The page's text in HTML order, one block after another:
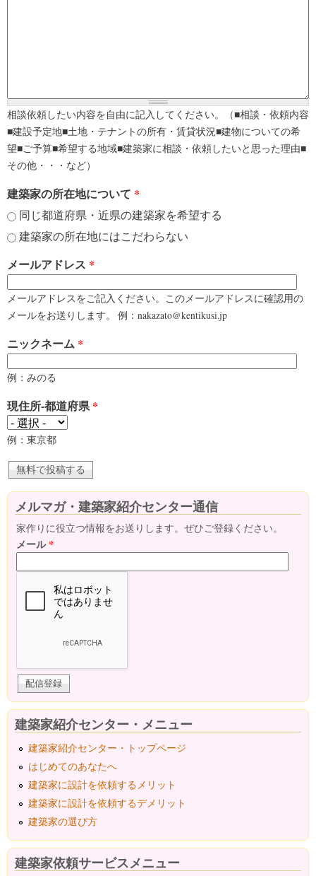
相談依頼したい内容を自由に記入してください。（■相談・依頼内容
■建設予定地■土地・テナントの所有・賃貸状況■建物についての希
望■ご予算■希望する地域■建築家に相談・依頼したいと思った理由■
その他・・・など）
建築家の所在地について *
同じ都道府県・近県の建築家を希望する
建築家の所在地にはこだわらない
メールアドレス *
メールアドレスをご記入ください。このメールアドレスに確認用の
メールをお送りします。 例：nakazato@kentikusi.jp
ニックネーム *
例：みのる
現住所-都道府県*
例：東京都
メルマガ・建築家紹介センター通信
家作りに役立つ情報をお送りします。ぜひご登録ください。
メール*
建築家紹介センター・メニュー
建築家紹介センター・トップページ
はじめてのあなたへ
建築家に設計を依頼するメリット
建築家に設計を依頼するデメリット
建築家の選び方
建築家依頼サービスメニュー